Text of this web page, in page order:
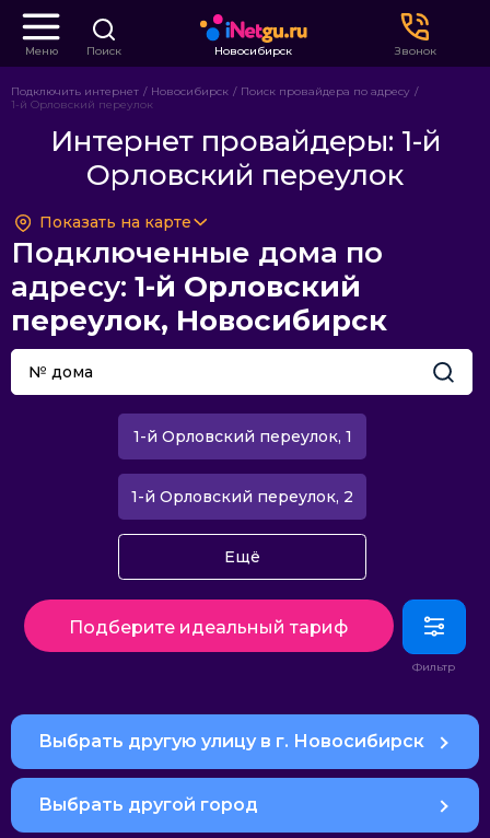
Меню Поиск Новосибирск Звонок
Подключить интернет Новосибирск
Поиск провайдера по адресу
1-й Орловский переулок
Интернет провайдеры: 1-й
Орловский переулок
Показать на карте
Подключенные дома по
адресу: 1-й Орловский
переулок, Новосибирск
1-й Орловский переулок, 1
1-й Орловский переулок, 2
Ещё
Подберите идеальный тариф
Выбрать другую улицу в г. Новосибирск
Выбрать другой город